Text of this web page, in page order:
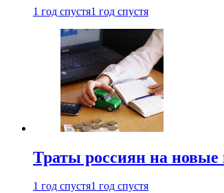
1 год спустя1 год спустя
Траты россиян на
1 год спустя1 год спустя